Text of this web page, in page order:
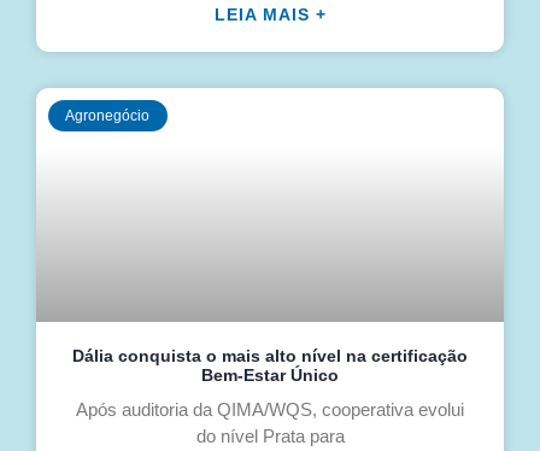
LEIA MAIS +
Agronegócio
Dália conquista o mais alto nível na certificação
Bem-Estar Único
Após auditoria da QIMA/WQS, cooperativa evolui
do nível Prata para